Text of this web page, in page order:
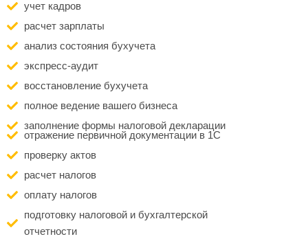
отражение первичной документации в 1С
проверку актов
расчет налогов
оплату налогов
подготовку налоговой и бухгалтерской
отчетности
учет кадров
расчет зарплаты
анализ состояния бухучета
экспресс-аудит
восстановление бухучета
полное ведение вашего бизнеса
заполнение формы налоговой декларации